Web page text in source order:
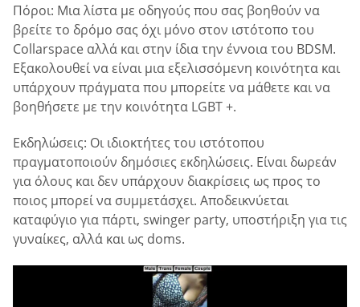
Πόροι: Μια λίστα με οδηγούς που σας βοηθούν να
βρείτε το δρόμο σας όχι μόνο στον ιστότοπο του
Collarspace αλλά και στην ίδια την έννοια του BDSM.
Εξακολουθεί να είναι μια εξελισσόμενη κοινότητα και
υπάρχουν πράγματα που μπορείτε να μάθετε και να
βοηθήσετε με την κοινότητα LGBT +.
Εκδηλώσεις: Οι ιδιοκτήτες του ιστότοπου
πραγματοποιούν δημόσιες εκδηλώσεις. Είναι δωρεάν
για όλους και δεν υπάρχουν διακρίσεις ως προς το
ποιος μπορεί να συμμετάσχει. Αποδεικνύεται
καταφύγιο για πάρτι, swinger party, υποστήριξη για τις
γυναίκες, αλλά και ως doms.